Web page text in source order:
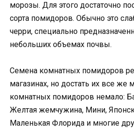
морозы. Для этого достаточно
сорта помидоров. Обычно это
черри, специально
небольших объемах почвы.
Семена комнатных помидоров
магазинах, но достать их все же
комнатных помидоров немало:
Желтая жемчужина, Мини,
Маленькая Флорида и многие